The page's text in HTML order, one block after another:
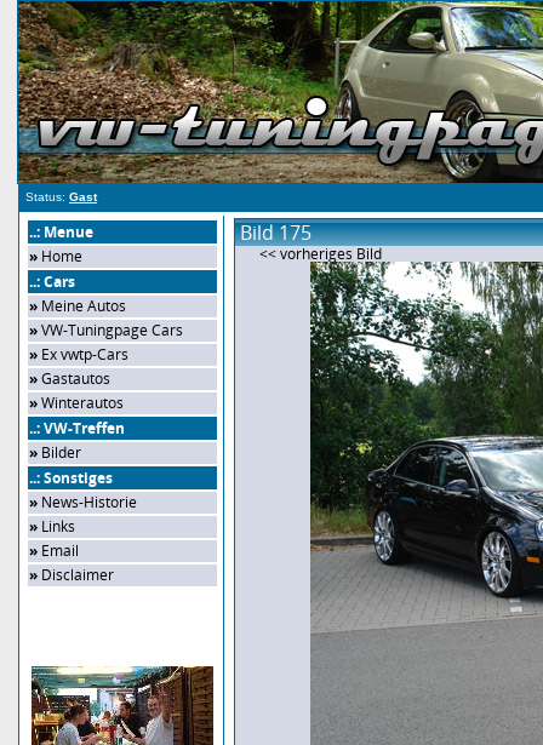
Status: Gast
..: Menue
» Home
..: Cars
» Meine Autos
»VW-Tuningpage Cars
» Ex vwtp-Cars
»Gastautos
»Winterautos
..: VW-Treffen
» Bilder
..: Sonstiges
» News-Historie
» Links
» Email
» Disclaimer
Bild 175
<< vorheriges Bild